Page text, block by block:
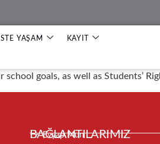
YAŞAM
KAYIT
goals, as well as Students’
BAĞLANTILARIMIZ
Evyap Mun